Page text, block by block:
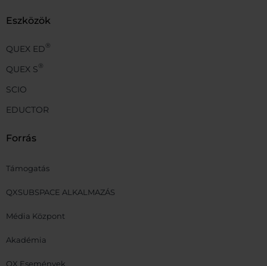
Eszközök
QUEX ED®
QUEX S®
SCIO
EDUCTOR
Forrás
Támogatás
QXSUBSPACE ALKALMAZÁS
Média Központ
Akadémia
QX Események